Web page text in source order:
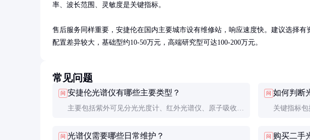
率、波长范围、灵敏度是关键指标。
售后服务同样重要，安捷伦在国内主要城市设有维修站，响应速度快。建议选择
配置差异较大，基础型约10-50万元，高端研究型可达100-200万元。
常见问题
问 安捷伦光谱仪有哪些主要类型？
主要包括紫外可见分光光度计、红外光谱仪、原子吸收光
紫外可见最常用，红外擅长结构分析。
问 如何判断
关键指标
准确性。
问 光谱仪需要哪些日常维护？ 问 购买二手